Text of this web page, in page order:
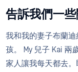
告訴我們一些
我和我的妻子布蘭
孩。 My 兒子 Kai 兩
家人讓我每天都去